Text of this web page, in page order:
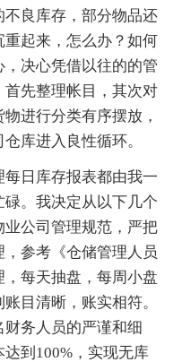
良库存，部分物品还
起来，怎么办？如何
决心凭借以往的的管
先整理帐目，其次对
进行分类有序摆放，
库进入良性循环。
每日库存报表都由我一
碌。我决定从以下几个
公司管理规范，严把
参考《仓储管理人员
每天抽盘，每周小盘
目清晰，账实相符。
务人员的严谨和细
到100%，实现无库